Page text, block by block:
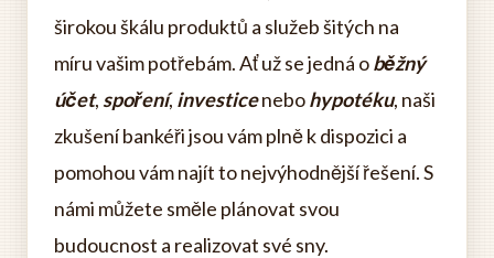
širokou škálu produktů a služeb šitých na
míru vašim potřebám. Ať už se jedná oběžný
účet, spoření,investicenebohypotéku, naši
zkušení bankéři jsou vám plně k dispozici a
pomohou vám najít to nejvýhodnější řešení. S
námi můžete směle plánovat svou
budoucnost a realizovat své sny.